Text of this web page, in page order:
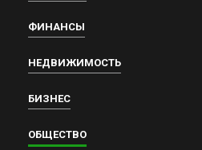
ФИНАНСЫ
НЕДВИЖИМОСТЬ
БИЗНЕС
ОБЩЕСТВО